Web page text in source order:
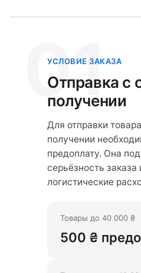
01
УСЛОВИЕ ЗАКАЗА
Отправка с
получении
Для отправки
получении
предоплату. Она
серьёзность
логистические
Товары до 40 000 ₴
500 ₴